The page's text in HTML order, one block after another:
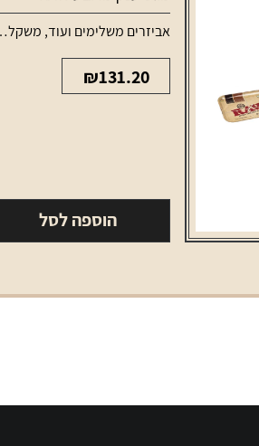
אביזרים משלימים ועוד, משקלים ומגשים
₪131.20
הוספה לסל